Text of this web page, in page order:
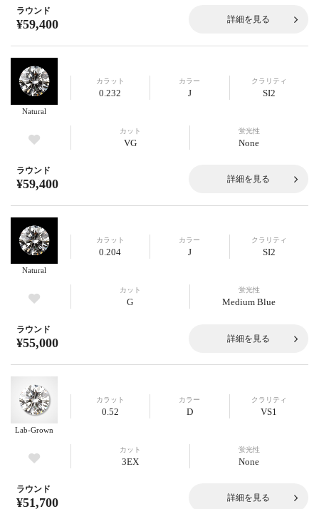
ラウンド
¥59,400 詳細を見る
Natural
カラット
0.232
カラー
J
クラリティ
SI2
カット
VG
蛍光性
None
ラウンド
¥59,400 詳細を見る
Natural
カラット
0.204
カラー
J
クラリティ
SI2
カット
G
蛍光性
Medium Blue
ラウンド
¥55,000 詳細を見る
Lab-Grown
カラット
0.52
カラー
D
クラリティ
VS1
カット
3EX
蛍光性
None
ラウンド
¥51,700 詳細を見る